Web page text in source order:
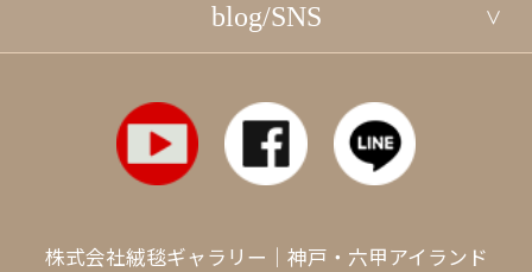
blog/SNS
株式会社絨毯ギャラリー｜神戸・六甲アイランド